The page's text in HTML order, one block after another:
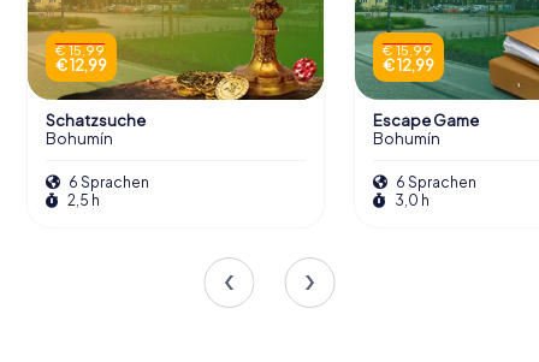
€ 15,99
€ 12,99
Schatzsuche
Bohumín
6 Sprachen
2,5 h
€ 15,99
€ 12,99
Escape Game
Bohumín
6 Sprachen
3,0 h